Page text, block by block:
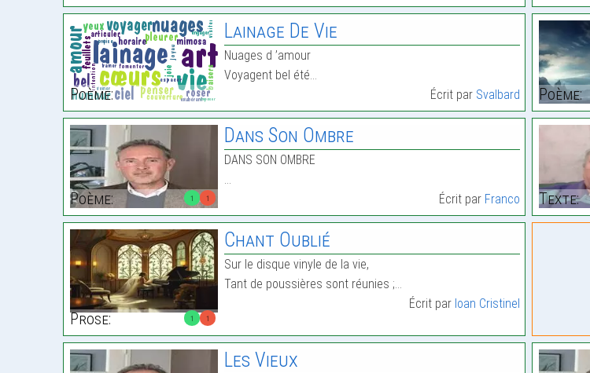
Poème:
Lainage De Vie
Nuages d ’amour
Voyagent bel été…
Écrit par Svalbard Poème:
1 1
Poème:
Dans Son Ombre
DANS SON OMBRE
…
Écrit par Franco Texte:
1 1
Prose:
Chant Oublié
Sur le disque vinyle de la vie,
Tant de poussières sont réunies ;…
Écrit par Ioan Cristinel
Les Vieux